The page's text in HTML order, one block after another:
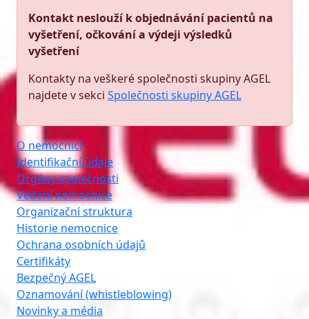
Kontakt neslouží k objednávání pacientů na
vyšetření, očkování a výdeji výsledků
vyšetření
Kontakty na veškeré společnosti skupiny AGEL
najdete v sekci Společnosti skupiny AGEL
O nemocnici
Identifikační údaje
Orgány společnosti
Vedení nemocnice
Organizační struktura
Historie nemocnice
Ochrana osobních údajů
Certifikáty
Bezpečný AGEL
Oznamování (whistleblowing)
Novinky a média